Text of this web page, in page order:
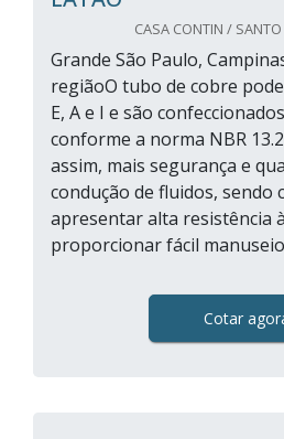
CASA CONTIN /
Grande São Paulo,
regiãoO tubo de cobre
E, A e I e são
conforme a norma NBR
assim, mais segurança e
condução de fluidos, sendo
apresentar alta resistência
proporcionar fácil
Cotar